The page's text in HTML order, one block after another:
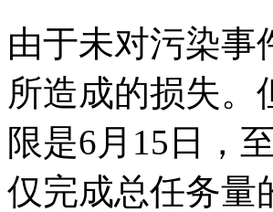
由于未对污染事
所造成的损失。
限是6月15日，
仅完成总任务量